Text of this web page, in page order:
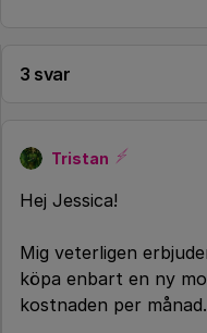
3 svar
Tristan
Hej Jessica!
Mig veterligen
köpa enbart en ny
kostnaden per månad.